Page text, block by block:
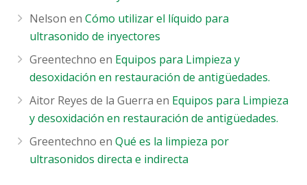
Nelson enCómo utilizar el líquido para
ultrasonido de inyectores
Greentechno en Equipos para Limpieza y
desoxidación en restauración de antigüedades.
Aitor Reyes de la Guerra en Equipos para Limpieza
y desoxidación en restauración de antigüedades.
Greentechno enQué es la limpieza por
ultrasonidos directa e indirecta